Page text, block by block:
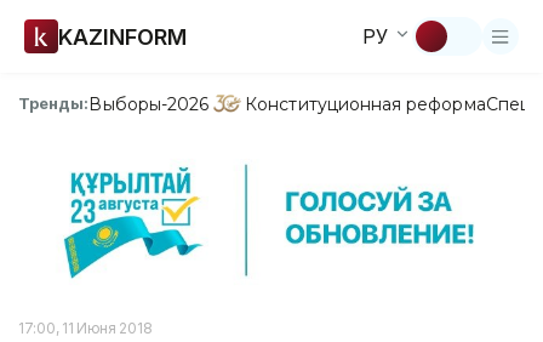
KAZINFORM РУ
Тренды:Выборы-2026 Конституционная реформа
17:00, 11 Июня 2018